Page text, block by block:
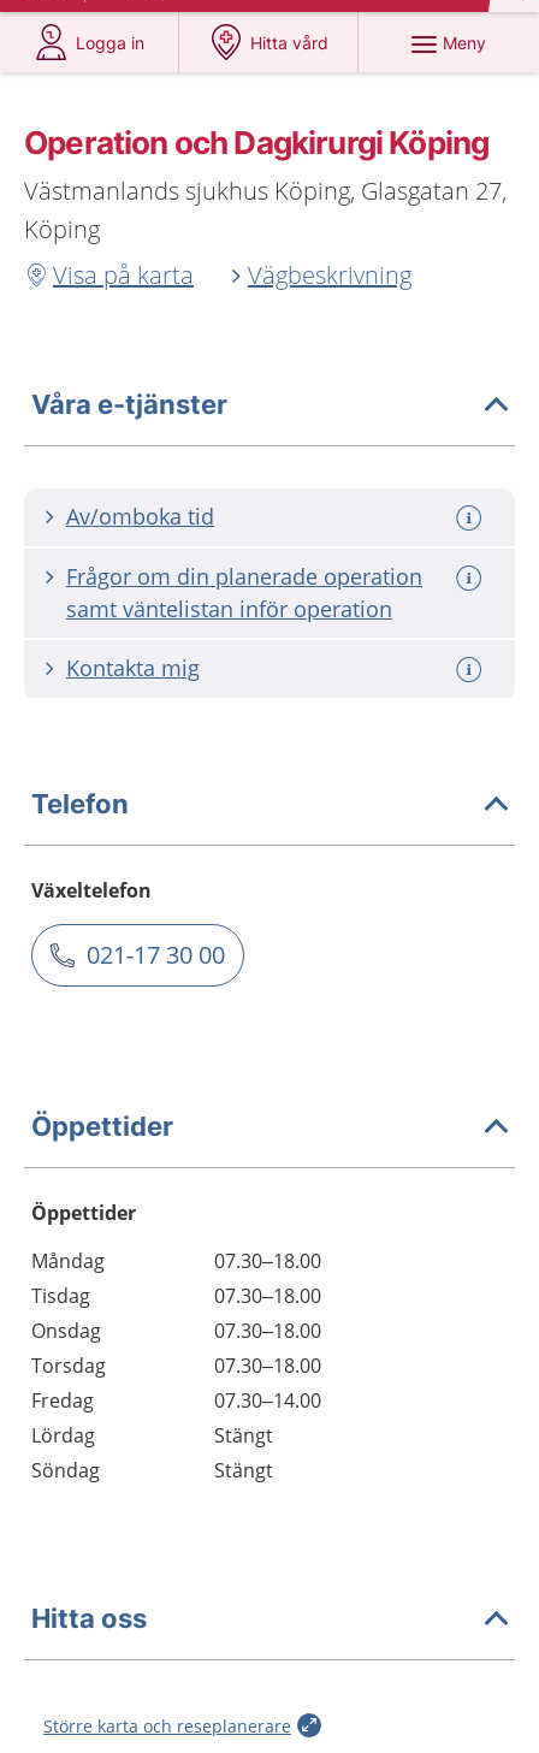
Logga in
på 1177.se
Hitta vård
på 1177.se
Meny
Operation och Dagkirurgi Köping
Västmanlands sjukhus Köping, Glasgatan 27,
Köping
Visa på karta
Vägbeskrivning
Våra e-tjänster
Av/omboka tid
Frågor om din planerade operation
samt väntelistan inför operation
Kontakta mig
Telefon
Växeltelefon
021-17 30 00
Öppettider
Öppettider
Dag
Öppettider
Kommentarer
Måndag
07.30–18.00
Tisdag
07.30–18.00
Onsdag
07.30–18.00
Torsdag
07.30–18.00
Fredag
07.30–14.00
Lördag
Stängt
Söndag
Stängt
Hitta oss
Större karta och reseplanerare